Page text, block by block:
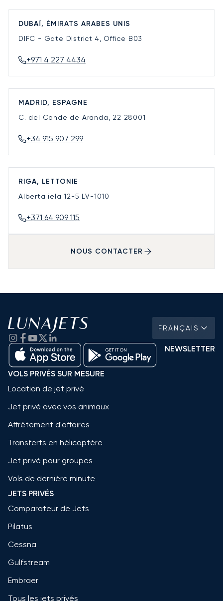
DUBAÏ, ÉMIRATS ARABES UNIS
DIFC - Gate District 4, Office B03
+971 4 227 4434
MADRID, ESPAGNE
C. del Conde de Aranda, 22 28001
+34 915 907 299
RIGA, LETTONIE
Alberta iela 12-5 LV-1010
+371 64 909 115
NOUS CONTACTER
FRANÇAIS
NEWSLETTER
VOLS PRIVÉS SUR MESURE
Location de jet privé
Jet privé avec vos animaux
Affrètement d'affaires
Transferts en hélicoptère
Jet privé pour groupes
Vols de dernière minute
JETS PRIVÉS
Comparateur de Jets
Pilatus
Cessna
Gulfstream
Embraer
Tous les jets privés